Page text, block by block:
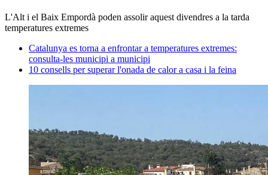
L'Alt i el Baix Empordà poden assolir aquest divendres a la tarda
temperatures extremes
Catalunya es torna a enfrontar a temperatures extremes:
consulta-les municipi a municipi
10 consells per superar l'onada de calor a casa i la feina